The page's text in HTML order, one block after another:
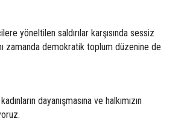
yöneltilen saldırılar karşısında sessiz
zamanda demokratik toplum düzenine de
dayanışmasına ve halkımızın